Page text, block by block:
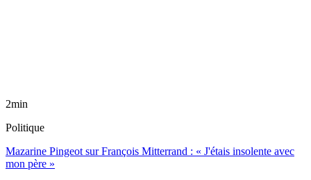
2min
Politique
Mazarine Pingeot sur François Mitterrand : « J'étais insolente avec
mon père »